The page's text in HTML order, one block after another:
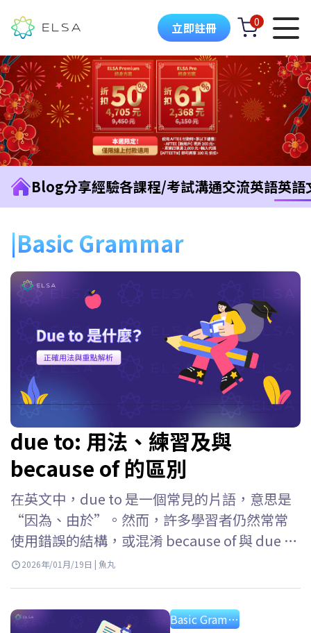
立即註冊 0
Blog分享經驗各課程/考試溝通交流英語英語
Basic Grammar
due to: 用法、練習及與
because of 的區別
在英文中，due to 是一個常見的片語，意思是
“因為、由於”。然而，許多學習者仍然常常
使用錯誤的結構，或混淆 because of 與 due to
的用法。ELSA Speak 將幫助你清楚理解什麼是
2026年/01月/19日 | 魚丸
Basic Grammar